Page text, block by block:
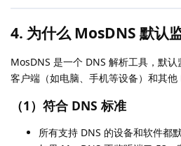
4. 为什么 MosDNS 默认
MosDNS 是一个 DNS 解析工具，默
客户端（如电脑、手机等设备）和其他
（1） 符合 DNS 标准
所有支持 DNS 的设备和软件都